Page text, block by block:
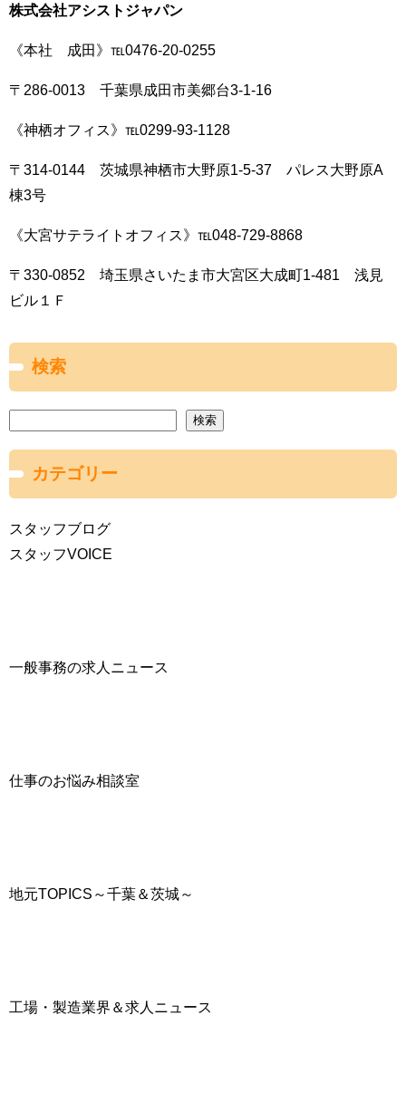
株式会社アシストジャパン
《本社 成田》℡0476-20-0255
〒286-0013 千葉県成田市美郷台3-1-16
《神栖オフィス》℡0299-93-1128
〒314-0144 茨城県神栖市大野原1-5-37 パレス大野原A
棟3号
《大宮サテライトオフィス》℡048-729-8868
〒330-0852 埼玉県さいたま市大宮区大成町1-481 浅見
ビル１Ｆ
検索
検索
カテゴリー
スタッフブログ
スタッフVOICE
一般事務の求人ニュース
仕事のお悩み相談室
地元TOPICS～千葉＆茨城～
工場・製造業界＆求人ニュース